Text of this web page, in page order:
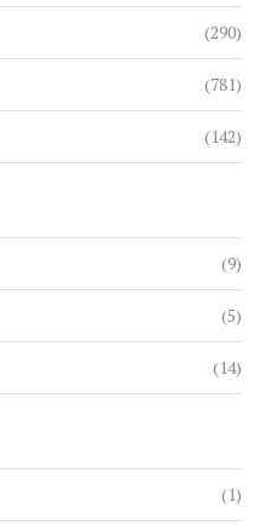
(290)
(781)
(142)
(9)
(5)
(14)
(1)